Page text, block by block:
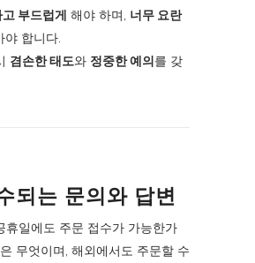
부드럽게 해야 하며, 너무 요란
야 합니다.
겸손한 태도와 정중한 예의 를 갖
되는 문의와 답변
휴일에도 주문 접수가 가능한가
무엇이며, 해외에서도 주문할 수